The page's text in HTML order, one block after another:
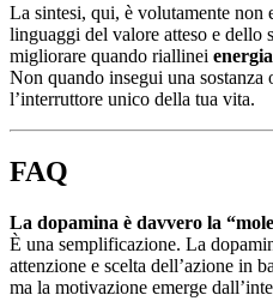
La sintesi, qui, è volutamente non
linguaggi del valore atteso e dello
migliorare quando riallinei energia
Non quando insegui una sostanza
l’interruttore unico della tua vita.
FAQ
La dopamina è davvero la
È una semplificazione. La
attenzione e scelta dell’azione in
ma la motivazione emerge